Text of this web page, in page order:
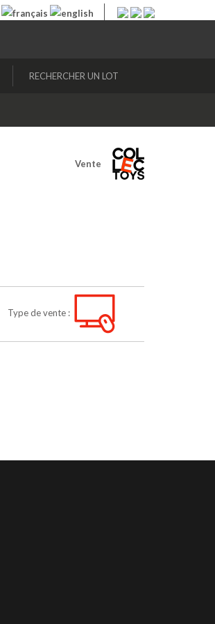
RECHERCHER UN LOT
Vente
Type de vente :